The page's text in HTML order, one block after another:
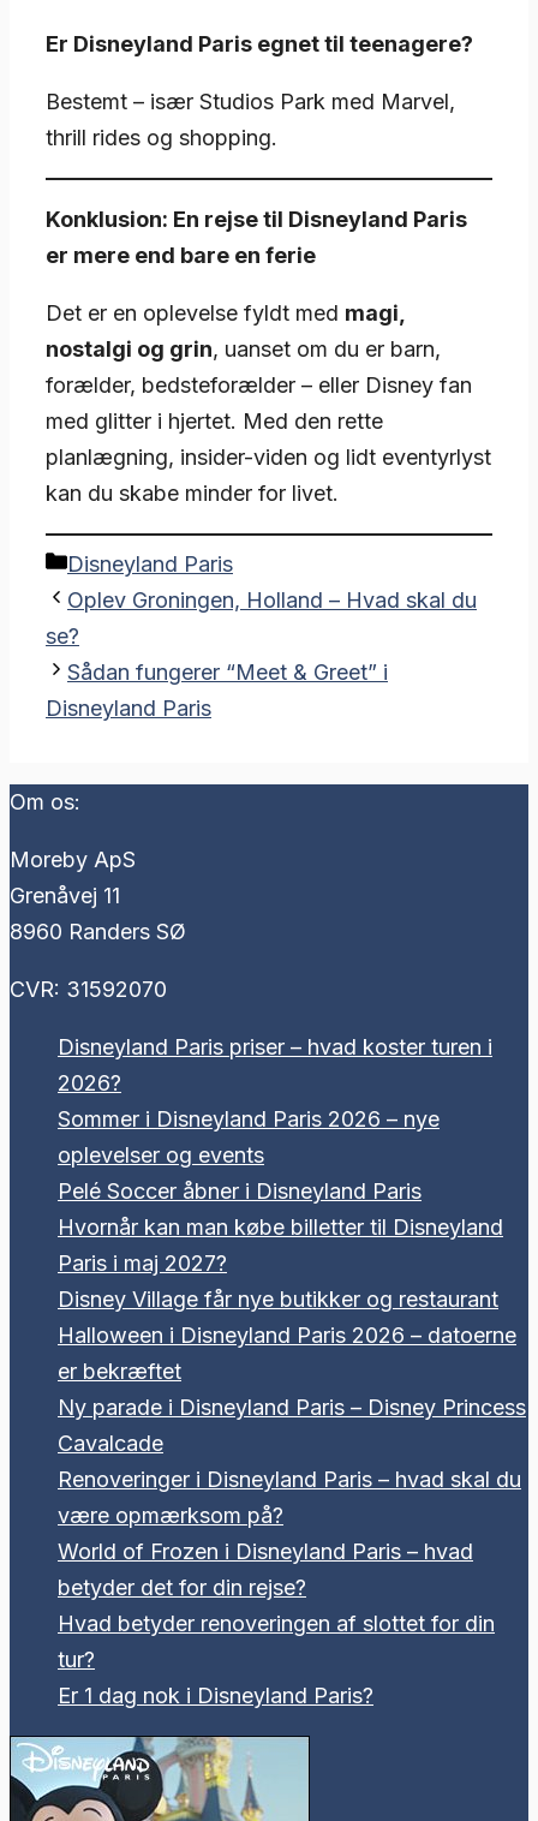
Er Disneyland Paris egnet til teenagere?
Bestemt – især Studios Park med Marvel,
thrill rides og shopping.
Konklusion: En rejse til Disneyland Paris
er mere end bare en ferie
Det er en oplevelse fyldt med magi,
nostalgi og grin, uanset om du er barn,
forælder, bedsteforælder – eller Disney fan
med glitter i hjertet. Med den rette
planlægning, insider-viden og lidt eventyrlyst
kan du skabe minder for livet.
Kategorier
Disneyland Paris
Oplev Groningen, Holland – Hvad skal du
se?
Sådan fungerer “Meet & Greet” i
Disneyland Paris
Om os:
Moreby ApS
Grenåvej 11
8960 Randers SØ
CVR: 31592070
Disneyland Paris priser – hvad koster turen i
2026?
Sommer i Disneyland Paris 2026 – nye
oplevelser og events
Pelé Soccer åbner i Disneyland Paris
Hvornår kan man købe billetter til Disneyland
Paris i maj 2027?
Disney Village får nye butikker og restaurant
Halloween i Disneyland Paris 2026 – datoerne
er bekræftet
Ny parade i Disneyland Paris – Disney Princess
Cavalcade
Renoveringer i Disneyland Paris – hvad skal du
være opmærksom på?
World of Frozen i Disneyland Paris – hvad
betyder det for din rejse?
Hvad betyder renoveringen af slottet for din
tur?
Er 1 dag nok i Disneyland Paris?